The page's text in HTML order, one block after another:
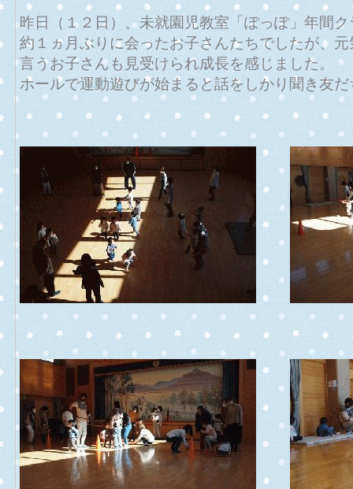
昨日（１２日）、未就園児教室「ぽっぽ」年間
約１ヵ月ぶりに会ったお子さんたちでしたが、
言うお子さんも見受けられ成長を感じました。
ホールで運動遊びが始まると話をしかり聞き友